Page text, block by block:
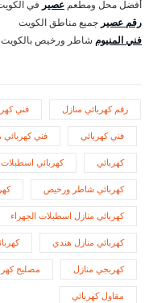
أفضل محل ومطعم عصير في
رقم عصير جميع مناطق الكويت
فني المنيوم شاطر ورخيص
رقم كهربائي منازل فني
فني كهربائي فني كهربائي
كهربائي كهربائي اسطبلات
كهربائي شاطر ورخيص
كهربائي منازل اسطبلات الجهراء
كهربائي منازل هندي
كهربجي منازل مصليح
مقاول كهربائي